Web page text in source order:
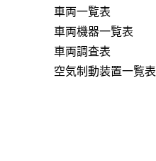
車両一覧表
車両機器一覧表
車両調査表
空気制動装置一覧表